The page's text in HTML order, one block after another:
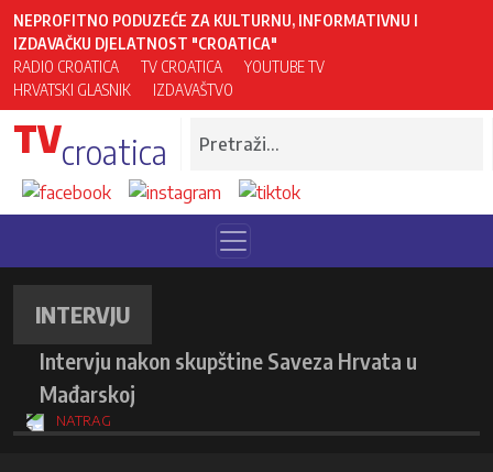
NEPROFITNO PODUZEĆE ZA KULTURNU, INFORMATIVNU I
IZDAVAČKU DJELATNOST "CROATICA"
RADIO CROATICA
TV CROATICA
YOUTUBE TV
HRVATSKI GLASNIK
IZDAVAŠTVO
TVcroatica
INTERVJU
Intervju nakon skupštine Saveza Hrvata u
Mađarskoj
NATRAG